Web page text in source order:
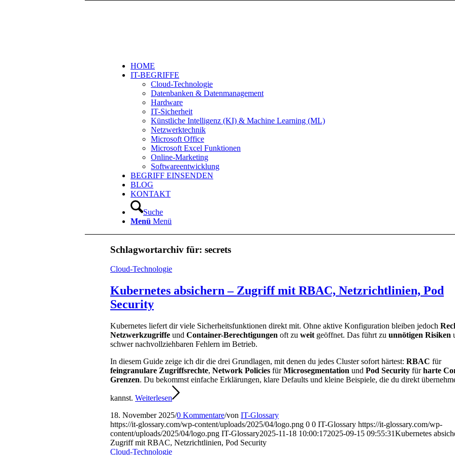
HOME
IT-BEGRIFFE
Cloud-Technologie
Datenbanken & Datenmanagement
Hardware
IT-Sicherheit
Künstliche Intelligenz (KI) & Machine Learning (ML)
Netzwerktechnik
Microsoft Office
Microsoft Excel Funktionen
Online-Marketing
Softwareentwicklung
BEGRIFF EINSENDEN
BLOG
KONTAKT
Suche
Menü Menü
Schlagwortarchiv für: secrets
Cloud-Technologie
Kubernetes absichern – Zugriff mit RBAC, Netzrichtlinien, Pod
Security
Kubernetes liefert dir viele Sicherheitsfunktionen direkt mit. Ohne aktive Konfiguration bleiben jedoch
Netzwerkzugriffe und Container-Berechtigungen oft zu weit geöffnet. Das führt zu unnötigen Risiken
schwer nachvollziehbaren Fehlern im Betrieb.
In diesem Guide zeige ich dir die drei Grundlagen, mit denen du jedes Cluster sofort härtest: RBAC für
feingranulare Zugriffsrechte, Network Policies fürMicrosegmentation und Pod Security fürharte
Grenzen. Du bekommst einfache Erklärungen, klare Defaults und kleine Beispiele, die du direkt
kannst. Weiterlesen
18. November 2025/0 Kommentare/von IT-Glossary
https://it-glossary.com/wp-content/uploads/2025/04/logo.png 0 0 IT-Glossary https://it-glossary.com/wp-
content/uploads/2025/04/logo.png IT-Glossary2025-11-18 10:00:172025-09-15 09:55:31Kubernetes
Zugriff mit RBAC, Netzrichtlinien, Pod Security
Cloud-Technologie